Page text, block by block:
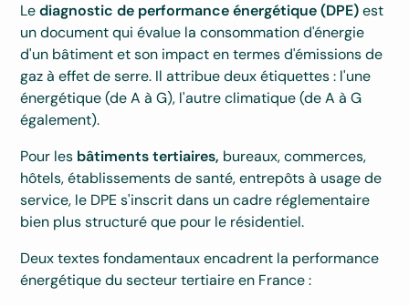
Lediagnostic de performance énergétique (DPE)est
un document qui évalue la consommation d'énergie
d'un bâtiment et son impact en termes d'émissions de
gaz à effet de serre. Il attribue deux étiquettes : l'une
énergétique (de A à G), l'autre climatique (de A à G
également).
Pour les bâtiments tertiaires, bureaux, commerces,
hôtels, établissements de santé, entrepôts à usage de
service, le DPE s'inscrit dans un cadre réglementaire
bien plus structuré que pour le résidentiel.
Deux textes fondamentaux encadrent la performance
énergétique du secteur tertiaire en France :